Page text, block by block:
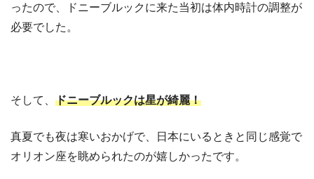
ったので、ドニーブルックに来た当初は体内時計の調整が
必要でした。
そして、 ドニーブルックは星が綺麗！
真夏でも夜は寒いおかげで、日本にいるときと同じ感覚で
オリオン座を眺められたのが嬉しかったです。